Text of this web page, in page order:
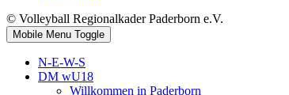
© Volleyball Regionalkader Paderborn e.V.
Mobile Menu Toggle
N-E-W-S
DM wU18
Willkommen in Paderborn